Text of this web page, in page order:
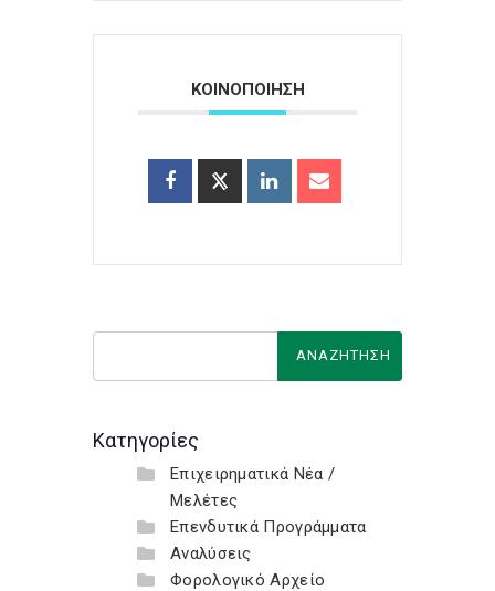
ΚΟΙΝΟΠΟΙΗΣΗ
Κατηγορίες
Επιχειρηματικά Νέα /
Μελέτες
Επενδυτικά Προγράμματα
Αναλύσεις
Φορολογικό Αρχείο